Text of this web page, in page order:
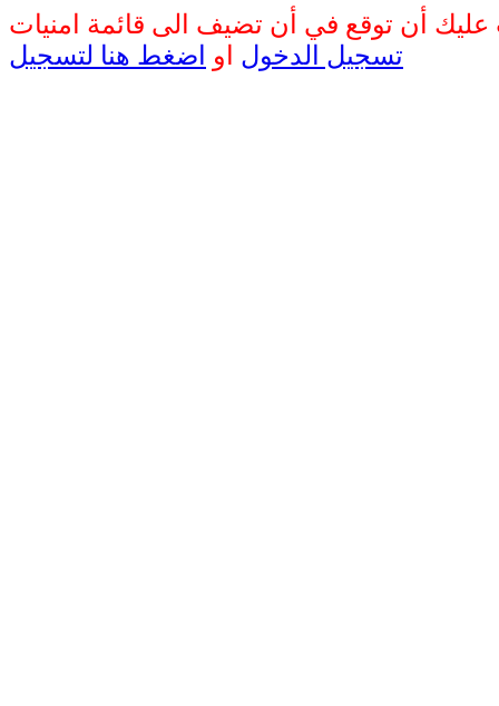
تسجيل الدخول او اضغط هنا لتسجيل